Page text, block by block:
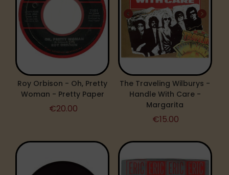
Roy Orbison - Oh, Pretty
Woman - Pretty Paper
€20.00
The Traveling Wilburys -
Handle With Care -
Margarita
€15.00